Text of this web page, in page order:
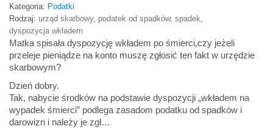
Kategoria: Podatki
Rodzaj: urząd skarbowy, podatek od spadków, spadek
dyspozycja wkładem
Matka spisała dyspozycję wkładem po śmierci,czy jeżeli
przeleje pieniądze na konto muszę zgłosić ten fakt w urzędzie
skarbowym?
Dzień dobry.
Tak, nabycie środków na podstawie dyspozycji „wkładem na
wypadek śmierci” podlega zasadom podatku od spadków i
darowizn i należy je zgł…